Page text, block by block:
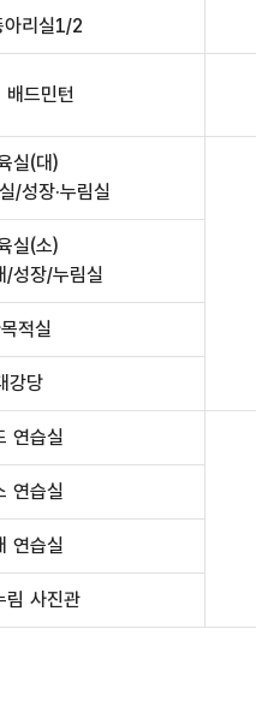
아리실1/2
배드민턴
실(대)
/성장·누림실
실(소)
/성장/누림실
적실
강당
연습실
연습실
연습실
림 사진관